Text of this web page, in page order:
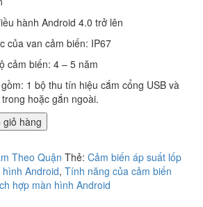
1.500.000₫.
hành Android 4.0 trở lên
của van cảm biến: IP67
cảm biến: 4 – 5 năm
1 bộ thu tín hiệu cắm cổng USB và
hoặc gắn ngoài.
hàng
Theo Quận Thẻ: Cảm biến áp suất lốp
Android, Tính năng của cảm biến
hợp màn hình Android